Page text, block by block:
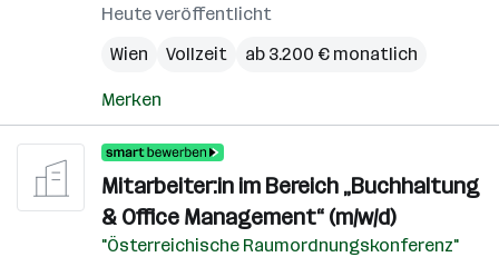
Heute veröffentlicht
Wien
Vollzeit ab 3.200 € monatlich
Merken
Mitarbeiter:in im Bereich „Buchhaltung
& Office Management“ (m/w/d)
"Österreichische Raumordnungskonferenz"